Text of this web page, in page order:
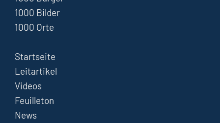
1000 Bilder
1000 Orte
Startseite
Leitartikel
Videos
Feuilleton
News